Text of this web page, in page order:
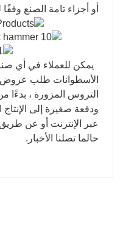
أو أجزاء تامة الصنع وفقًا
يمكن للعملاء في أي
الأسطوانات طلب عروض
التروس المزورة ، بدءًا
ودفعة صغيرة إلى
عبر الإنترنت أو عن
حالما تصلنا الأخبار.